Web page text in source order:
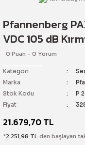
Ribbon
Etiketi
Etiketi
EtiketiÜrünler
Karşı Kilitleme
İstasyonları
Söndürme
Ürünler
Pfannenberg
VDC 105 dB
0 Puan - 0 Yorum
Kategori
Marka
Stok Kodu
P
Fiyat
21.679,70 TL
*2.251,98 TLden başlayan